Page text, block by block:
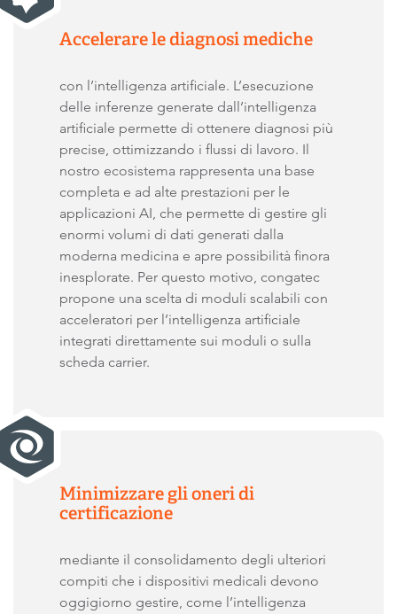
Accelerare le diagnosi mediche
con l’intelligenza artificiale. L’esecuzione
delle inferenze generate dall’intelligenza
artificiale permette di ottenere diagnosi più
precise, ottimizzando i flussi di lavoro. Il
nostro ecosistema rappresenta una base
completa e ad alte prestazioni per le
applicazioni AI, che permette di gestire gli
enormi volumi di dati generati dalla
moderna medicina e apre possibilità finora
inesplorate. Per questo motivo, congatec
propone una scelta di moduli scalabili con
acceleratori per l’intelligenza artificiale
integrati direttamente sui moduli o sulla
scheda carrier.
Minimizzare gli oneri di
certificazione
mediante il consolidamento degli ulteriori
compiti che i dispositivi medicali devono
oggigiorno gestire, come l’intelligenza